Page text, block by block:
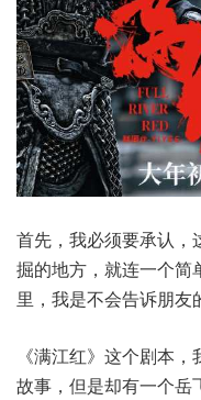
首先，我必须要承认，
掘的地方，就连一个简
里，我是不会告诉朋友
《满江红》这个剧本
故事，但是却有一个岳